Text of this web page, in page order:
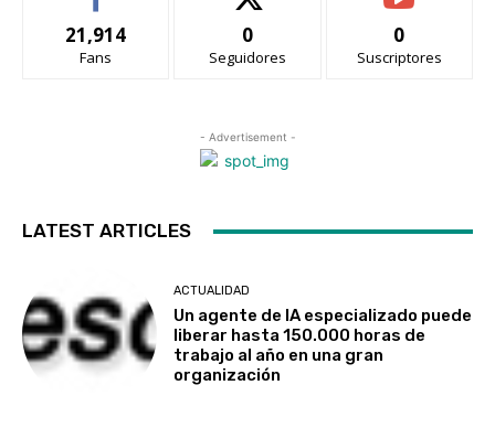
21,914
Fans
0
Seguidores
0
Suscriptores
- Advertisement -
LATEST ARTICLES
ACTUALIDAD
Un agente de IA especializado puede
liberar hasta 150.000 horas de
trabajo al año en una gran
organización